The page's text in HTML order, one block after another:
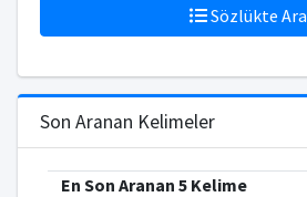
Sözlükte Ara
Son Aranan Kelimeler
En Son Aranan 5 Kelime